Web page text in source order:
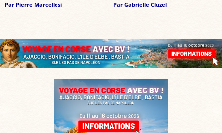
Par Pierre Marcellesi Par Gabrielle Cluzel